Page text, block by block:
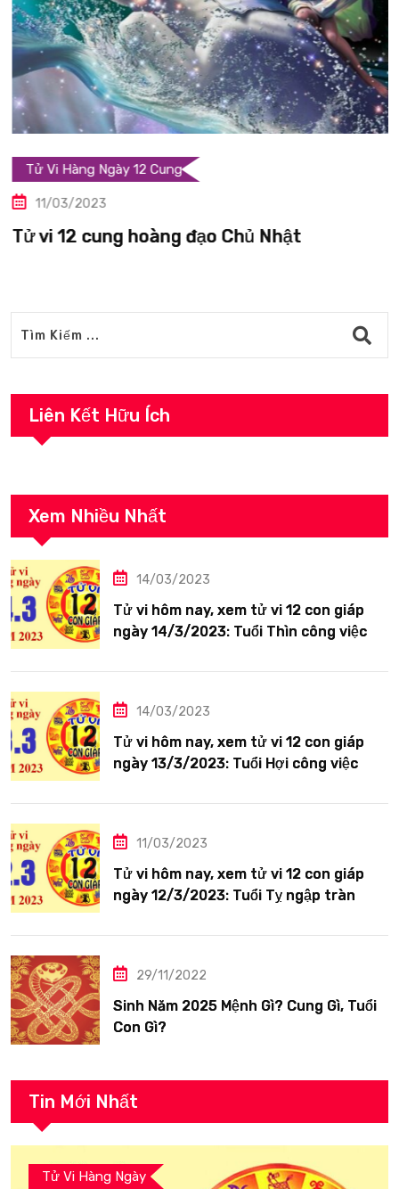
Tử Vi Hàng Ngày 12 Cung
11/03/2023
Tử vi 12 cung hoàng đạo Chủ Nhật
Liên Kết Hữu Ích
Xem Nhiều Nhất
14/03/2023
Tử vi hôm nay, xem tử vi 12 con giáp
ngày 14/3/2023: Tuổi Thìn công việc
14/03/2023
Tử vi hôm nay, xem tử vi 12 con giáp
ngày 13/3/2023: Tuổi Hợi công việc
11/03/2023
Tử vi hôm nay, xem tử vi 12 con giáp
ngày 12/3/2023: Tuổi Tỵ ngập tràn
29/11/2022
Sinh Năm 2025 Mệnh Gì? Cung Gì, Tuổi
Con Gì?
Tin Mới Nhất
Tử Vi Hàng Ngày